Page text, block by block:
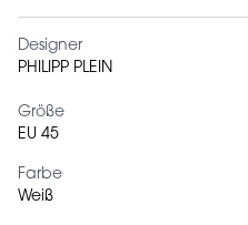
Designer
PHILIPP PLEIN
Größe
EU 45
Farbe
Weiß